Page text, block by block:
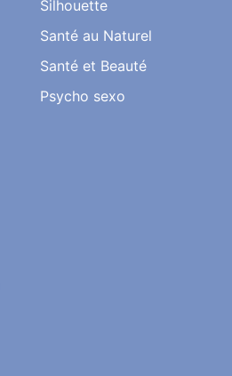
Silhouette
Santé au Naturel
Santé et Beauté
Psycho sexo